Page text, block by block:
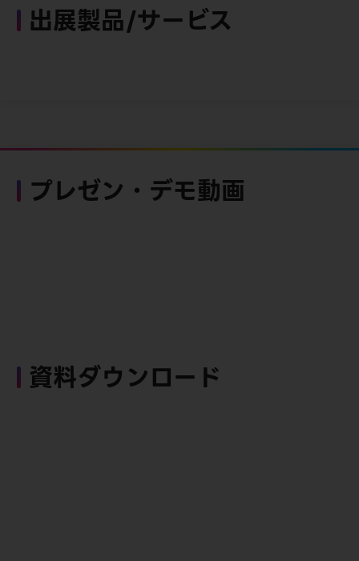
出展製品/サービス
プレゼン・デモ動画
資料ダウンロード